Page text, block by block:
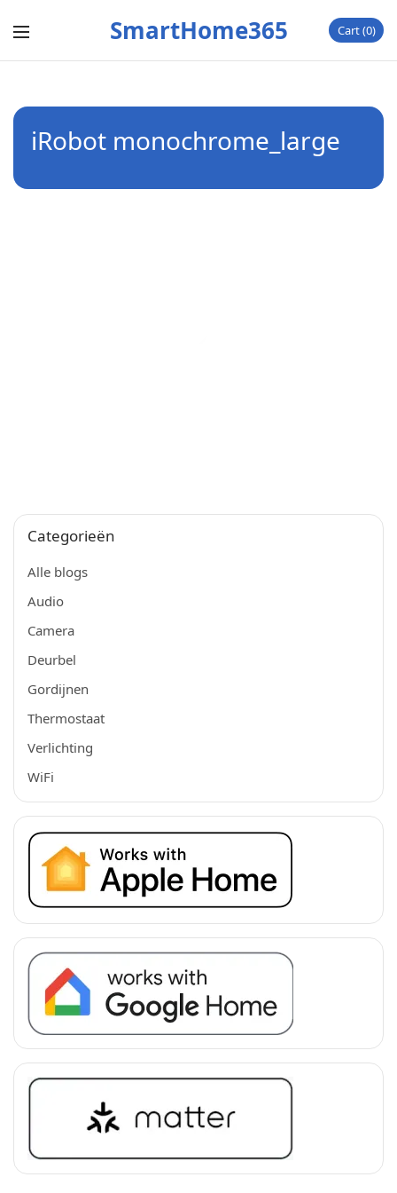
SmartHome365 Cart 0
iRobot monochrome_large
Categorieën
Alle blogs
Audio
Camera
Deurbel
Gordijnen
Thermostaat
Verlichting
WiFi